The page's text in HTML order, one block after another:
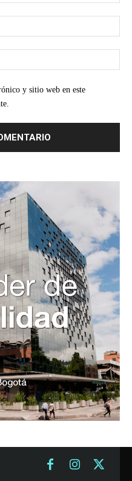
y sitio web en este